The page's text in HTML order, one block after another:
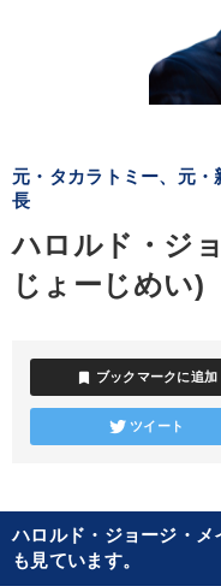
元・タカラトミー、元
長
ハロルド・ジ
じょーじめい)
bookmark ブックマークに追加
ツイート
ハロルド・ジョージ・
も見ています。